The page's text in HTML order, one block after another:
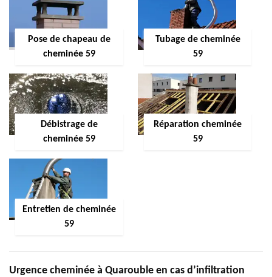
Pose de chapeau de
cheminée 59
Tubage de cheminée
59
Débistrage de
cheminée 59
Réparation cheminée
59
Entretien de cheminée
59
Urgence cheminée à Quarouble en cas d’infiltration